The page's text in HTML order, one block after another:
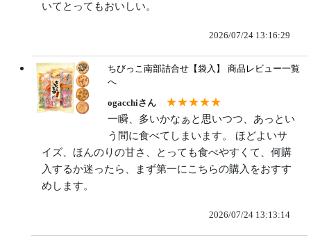
いてとってもおいしい。
2026/07/24 13:16:29
ちびっこ南部詰合せ【袋入】
商品レビュー一覧
へ
ogacchiさん
★★★★★
一瞬、多いかなぁと思いつつ、あっとい
う間に食べてしまいます。 ほどよいサ
イズ、ほんのりの甘さ、とっても食べやすくて、何購
入するか迷ったら、まず第一にこちらの購入をおすす
めします。
2026/07/24 13:13:14